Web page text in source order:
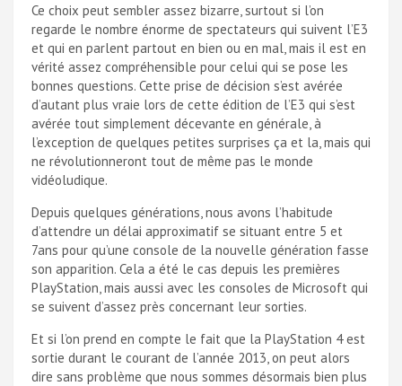
Ce choix peut sembler assez bizarre, surtout si l’on
regarde le nombre énorme de spectateurs qui suivent l’E3
et qui en parlent partout en bien ou en mal, mais il est en
vérité assez compréhensible pour celui qui se pose les
bonnes questions. Cette prise de décision s’est avérée
d’autant plus vraie lors de cette édition de l’E3 qui s’est
avérée tout simplement décevante en générale, à
l’exception de quelques petites surprises ça et la, mais qui
ne révolutionneront tout de même pas le monde
vidéoludique.
Depuis quelques générations, nous avons l’habitude
d’attendre un délai approximatif se situant entre 5 et
7ans pour qu’une console de la nouvelle génération fasse
son apparition. Cela a été le cas depuis les premières
PlayStation, mais aussi avec les consoles de Microsoft qui
se suivent d’assez près concernant leur sorties.
Et si l’on prend en compte le fait que la PlayStation 4 est
sortie durant le courant de l’année 2013, on peut alors
dire sans problème que nous sommes désormais bien plus